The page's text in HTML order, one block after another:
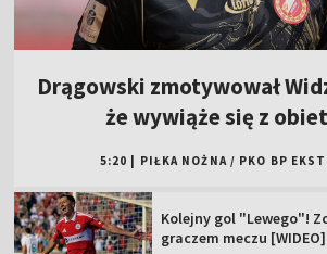
Drągowski zmotywował
że wywiąże się z
5:20 PIŁKA NOŻNA / PKO BP
Kolejny gol "Lewego"!
graczem meczu [WIDEO]